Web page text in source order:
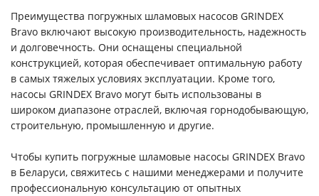
Преимущества погружных шламовых насосов GRINDEX
Bravo включают высокую производительность, надежность
и долговечность. Они оснащены специальной
конструкцией, которая обеспечивает оптимальную работу
в самых тяжелых условиях эксплуатации. Кроме того,
насосы GRINDEX Bravo могут быть использованы в
широком диапазоне отраслей, включая горнодобывающую,
строительную, промышленную и другие.
Чтобы купить погружные шламовые насосы GRINDEX Bravo
в Беларуси, свяжитесь с нашими менеджерами и получите
профессиональную консультацию от опытных